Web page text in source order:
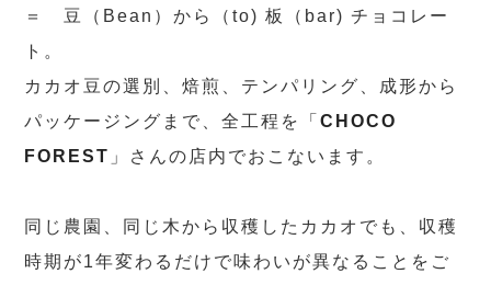
＝ 豆（Bean）から（to) 板（bar) チョコレー
ト。
カカオ豆の選別、焙煎、テンパリング、成形から
パッケージングまで、全工程を「CHOCO
FOREST 」さんの店内でおこないます。
同じ農園、同じ木から収穫したカカオでも、収穫
時期が1年変わるだけで味わいが異なることをご